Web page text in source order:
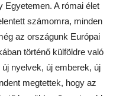
Egyetemen. A római élet
számomra, minden
az országunk Európai
történő külföldre való
nyelvek, új emberek, új
megtettek, hogy az